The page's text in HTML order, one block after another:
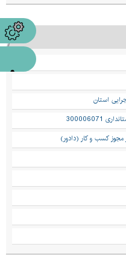
استان
کسب و کار (دادور)